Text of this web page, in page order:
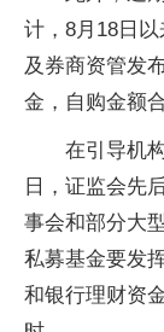
计，8月18日
及券商资管发
金，自购金额
在引导机
日，证监会先
事会和部分大
私募基金要发
和银行理财资